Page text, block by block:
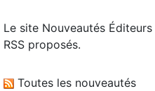
Le site Nouveautés Éditeurs
RSS proposés.
Toutes les nouveautés